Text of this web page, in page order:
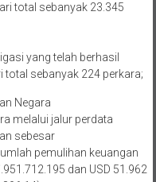
total sebanyak 23.345
yang telah berhasil
total sebanyak 224 perkara;
Negara
melalui jalur perdata
sebesar
pemulihan keuangan
dan USD 51.962